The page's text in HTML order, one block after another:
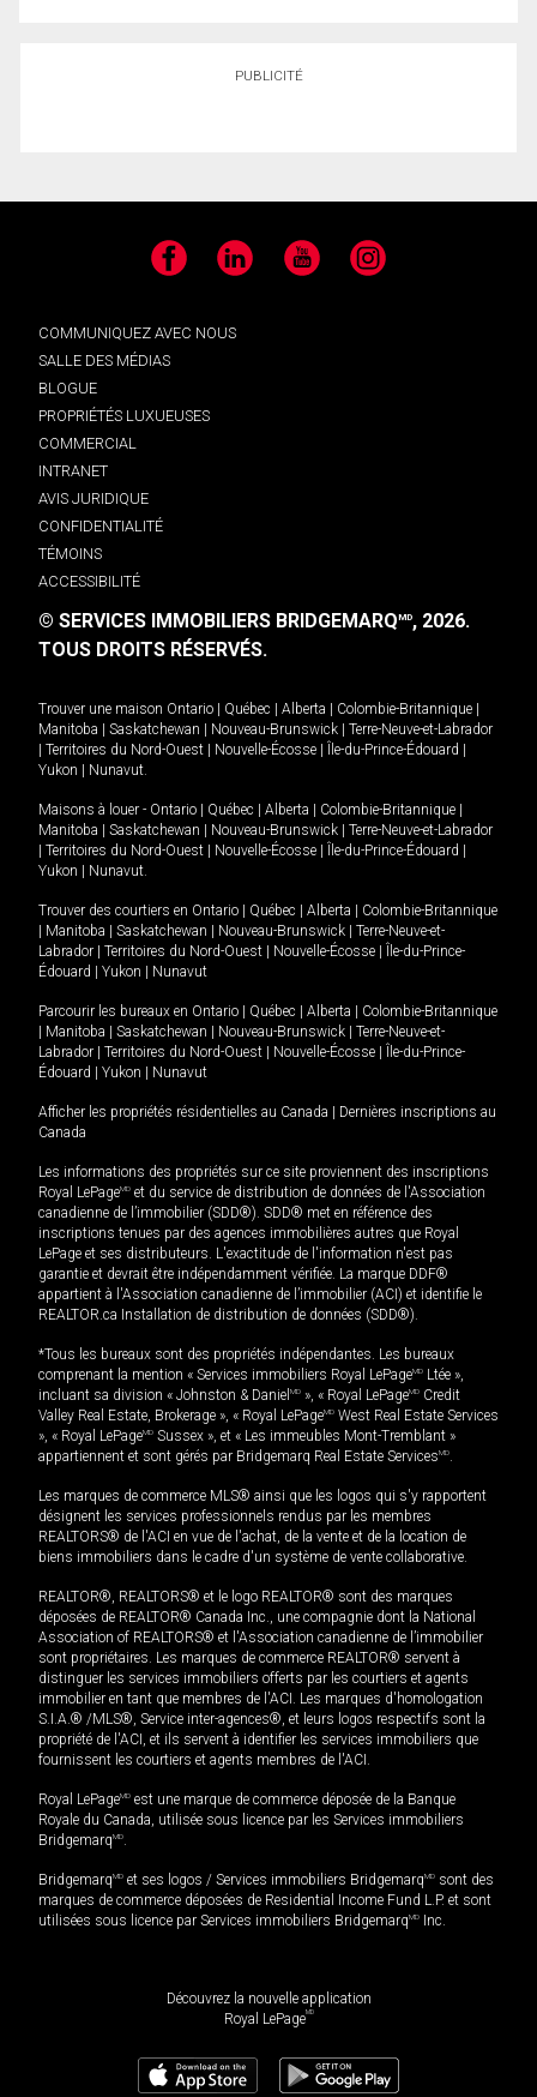
PUBLICITÉ
Facebook LinkedIn YouTube Instagram
COMMUNIQUEZ AVEC NOUS
SALLE DES MÉDIAS
BLOGUE
PROPRIÉTÉS LUXUEUSES
COMMERCIAL
INTRANET
AVIS JURIDIQUE
CONFIDENTIALITÉ
TÉMOINS
ACCESSIBILITÉ
© SERVICES IMMOBILIERS BRIDGEMARQMD, 2026.
TOUS DROITS RÉSERVÉS.
Trouver une maison Ontario | Québec | Alberta | Colombie-Britannique |
Manitoba | Saskatchewan | Nouveau-Brunswick | Terre-Neuve-et-Labrador
| Territoires du Nord-Ouest | Nouvelle-Écosse | Île-du-Prince-Édouard |
Yukon | Nunavut
Maisons à louer - Ontario | Québec | Alberta | Colombie-Britannique |
Manitoba | Saskatchewan | Nouveau-Brunswick | Terre-Neuve-et-Labrador
| Territoires du Nord-Ouest | Nouvelle-Écosse | Île-du-Prince-Édouard |
Yukon | Nunavut
Trouver des courtiers en Ontario | Québec | Alberta | Colombie-Britannique
| Manitoba | Saskatchewan | Nouveau-Brunswick | Terre-Neuve-et-
Labrador | Territoires du Nord-Ouest | Nouvelle-Écosse | Île-du-Prince-
Édouard | Yukon | Nunavut
Parcourir les bureaux en Ontario | Québec | Alberta | Colombie-Britannique
| Manitoba | Saskatchewan | Nouveau-Brunswick | Terre-Neuve-et-
Labrador | Territoires du Nord-Ouest | Nouvelle-Écosse | Île-du-Prince-
Édouard | Yukon | Nunavut
Afficher les propriétés résidentielles au Canada | Dernières inscriptions au
Canada
Les informations des propriétés sur ce site proviennent des inscriptions
Royal LePageMD et du service de distribution de données de l'Association
canadienne de l’immobilier (SDD®). SDD® met en référence des
inscriptions tenues par des agences immobilières autres que Royal
LePage et ses distributeurs. L'exactitude de l'information n'est pas
garantie et devrait être indépendamment vérifiée. La marque DDF®
appartient à l'Association canadienne de l’immobilier (ACI) et identifie le
REALTOR.ca Installation de distribution de données (SDD®).
*Tous les bureaux sont des propriétés indépendantes. Les bureaux
comprenant la mention « Services immobiliers Royal LePageMD Ltée »,
incluant sa division « Johnston & Daniel MD », « Royal LePageMD Credit
Valley Real Estate, Brokerage », « Royal LePageMD West Real Estate Services
», « Royal LePageMD Sussex », et « Les immeubles Mont-Tremblant »
appartiennent et sont gérés par Bridgemarq Real Estate ServicesMD
Les marques de commerce MLS® ainsi que les logos qui s'y rapportent
désignent les services professionnels rendus par les membres
REALTORS® de l'ACI en vue de l'achat, de la vente et de la location de
biens immobiliers dans le cadre d'un système de vente collaborative.
REALTOR®, REALTORS® et le logo REALTOR® sont des marques
déposées de REALTOR® Canada Inc., une compagnie dont la National
Association of REALTORS® et l'Association canadienne de l’immobilier
sont propriétaires. Les marques de commerce REALTOR® servent à
distinguer les services immobiliers offerts par les courtiers et agents
immobilier en tant que membres de l'ACI. Les marques d'homologation
S.I.A.® /MLS®, Service inter-agences®, et leurs logos respectifs sont la
propriété de l'ACI, et ils servent à identifier les services immobiliers que
fournissent les courtiers et agents membres de l'ACI.
Royal LePageMD est une marque de commerce déposée de la Banque
Royale du Canada, utilisée sous licence par les Services immobiliers
BridgemarqMD
BridgemarqMD et ses logos / Services immobiliers BridgemarqMD sont des
marques de commerce déposées de Residential Income Fund L.P. et sont
utilisées sous licence par Services immobiliers BridgemarqMD Inc.
Découvrez la nouvelle application
Royal LePageMD